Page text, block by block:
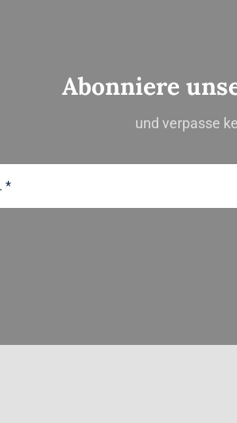
Abonniere
und verpasse